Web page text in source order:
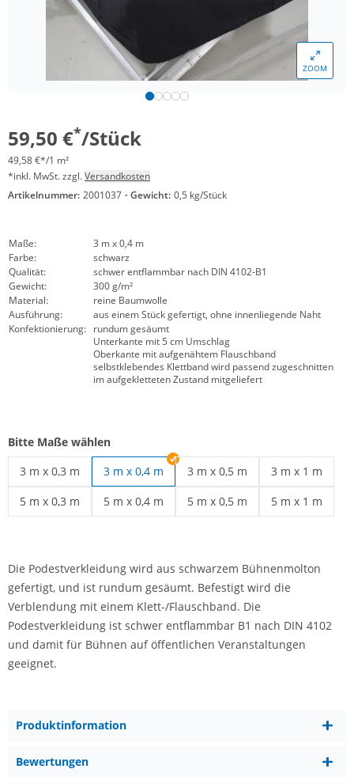
ZOOM
59,50 €*/Stück
49,58 €*/1 m²
*inkl. MwSt. zzgl.Versandkosten
Artikelnummer: 2001037 · Gewicht: 0,5 kg/Stück
Maße:
3 m x 0,4 m
Farbe:
schwarz
Qualität:
schwer entflammbar nach DIN 4102-B1
Gewicht:
300 g/m²
Material:
reine Baumwolle
Ausführung:
aus einem Stück gefertigt, ohne innenliegende Naht
Konfektionierung: rundum gesäumt
Unterkante mit 5 cm Umschlag
Oberkante mit aufgenähtem Flauschband
selbstklebendes Klettband wird passend zugeschnitten
im aufgekletteten Zustand mitgeliefert
Bitte Maße wählen
3 m x 0,3 m
Podestverkleidung | 3 m x 0,3 m
3 m x 0,4 m
3 m x 0,5 m
Podestverkleidung | 3 m x 0,5
3 m x 1 m
5 m x 0,3 m
5 m x 0,4 m
5 m x 0,5 m
5 m x 1 m
Die Podestverkleidung wird aus schwarzem Bühnenmolton
gefertigt, und ist rundum gesäumt. Befestigt wird die
Verblendung mit einem Klett-/Flauschband. Die
Podestverkleidung ist schwer entflammbar B1 nach DIN 4102
und damit für Bühnen auf öffentlichen Veranstaltungen
geeignet.
Produktinformation
Bewertungen